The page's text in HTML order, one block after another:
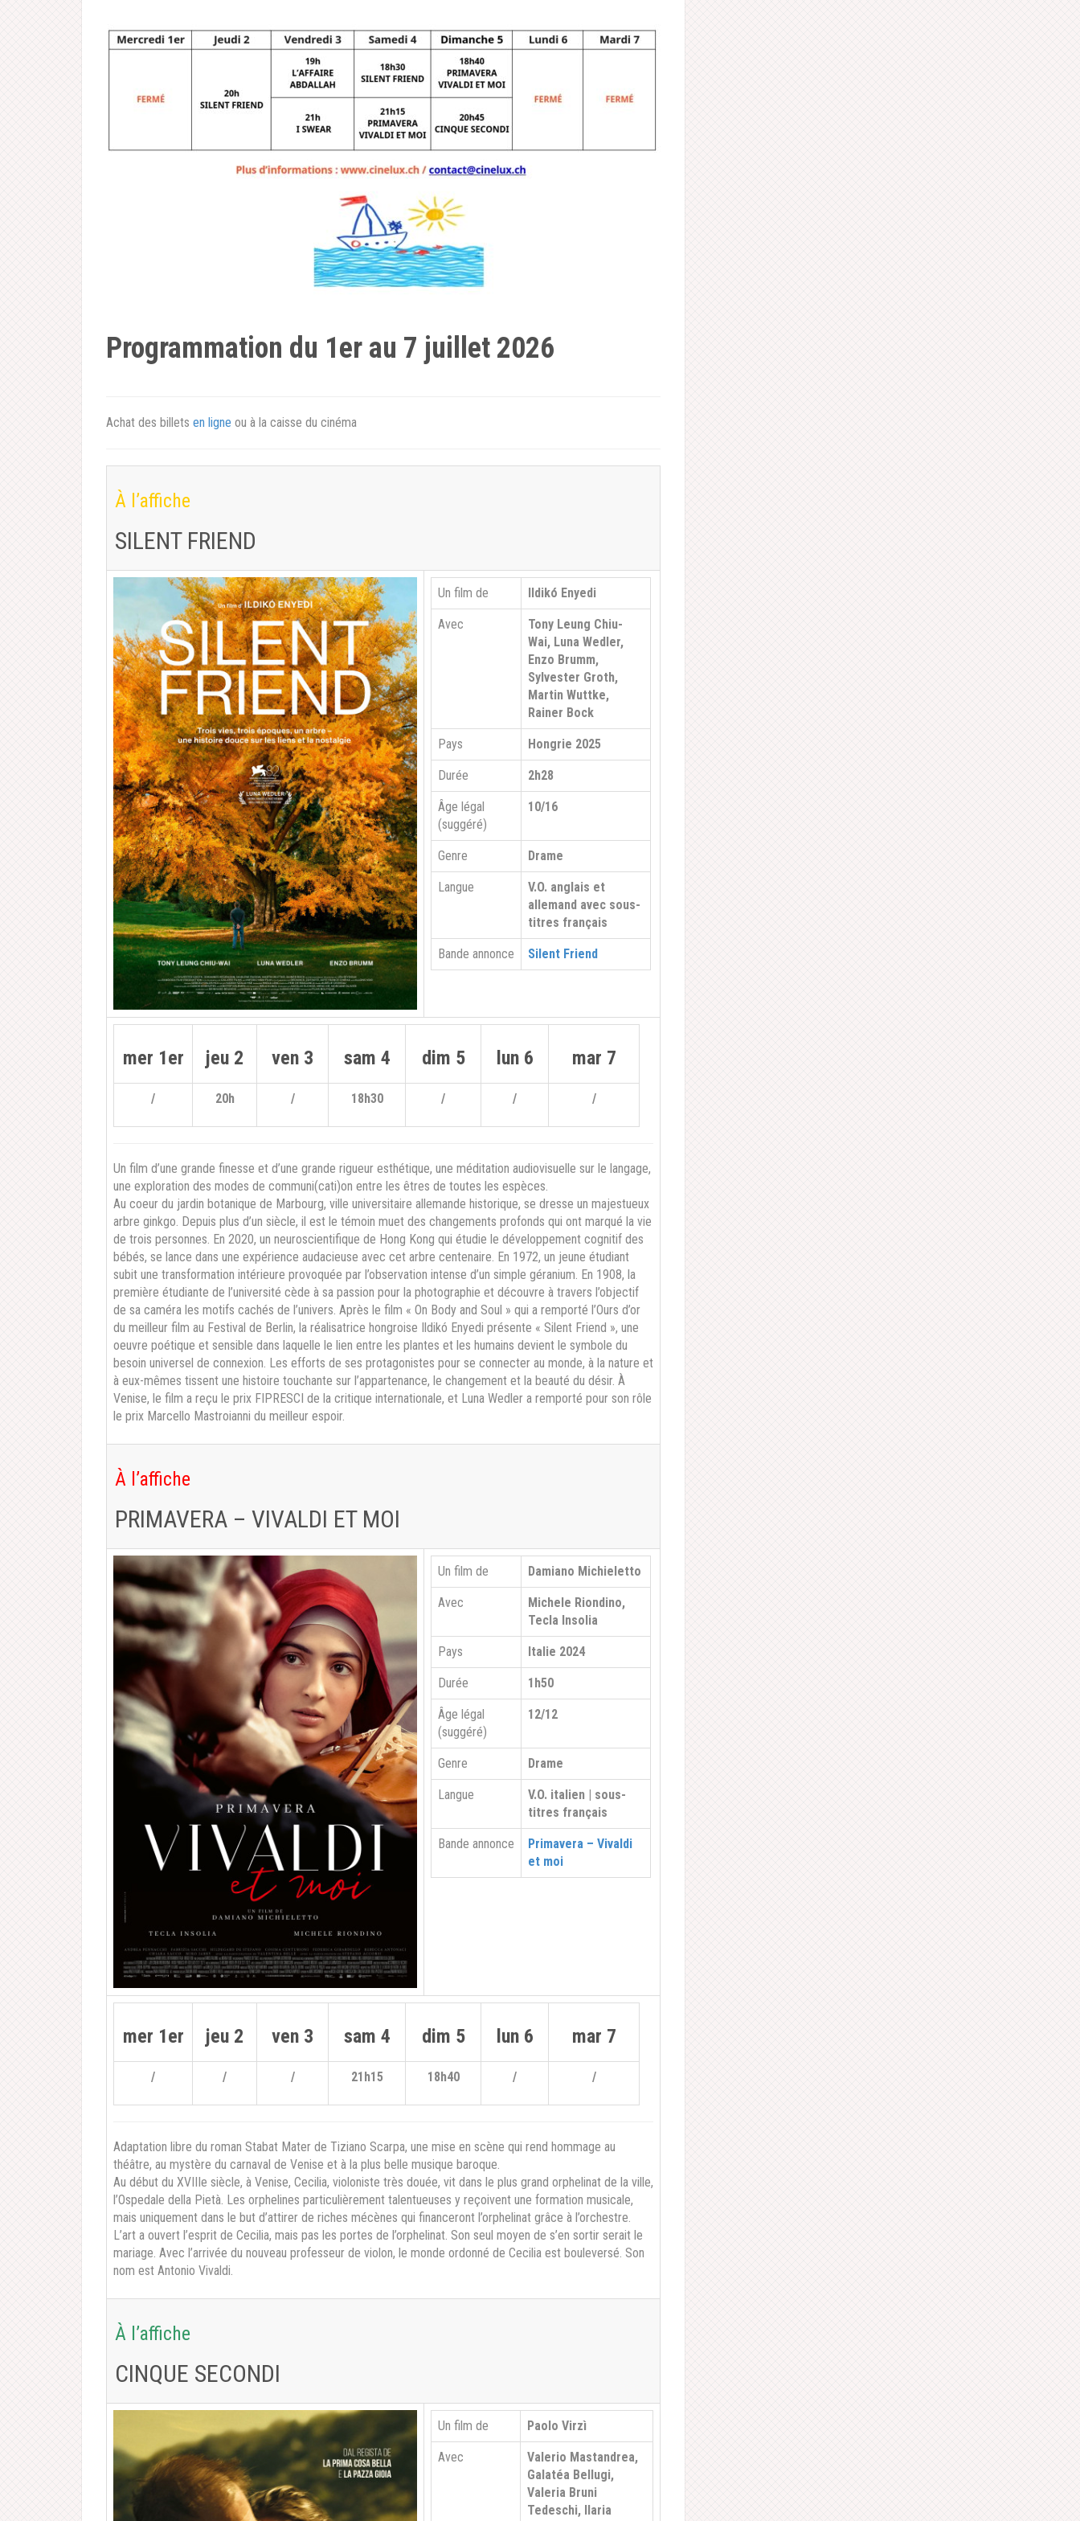
Programmation du 1er au 7 juillet 2026
Achat des billets en ligne ou à la caisse du cinéma
À l’affiche
SILENT FRIEND
Un film de Ildikó Enyedi
Avec
Tony Leung Chiu-
Wai, Luna Wedler,
Enzo Brumm,
Sylvester Groth,
Martin Wuttke,
Rainer Bock
Pays Hongrie 2025
Durée 2h28
Âge légal
(suggéré)
10/16
Genre Drame
Langue
V.O. anglais et
allemand avec sous-
titres français
Bande annonce Silent Friend
mer 1er jeu 2 ven 3 sam 4 dim 5 lun 6 mar 7
/ 20h / 18h30 / / /
Un film d’une grande finesse et d’une grande rigueur esthétique, une méditation audiovisuelle sur le langage,
une exploration des modes de communi(cati)on entre les êtres de toutes les espèces.
Au coeur du jardin botanique de Marbourg, ville universitaire allemande historique, se dresse un majestueux
arbre ginkgo. Depuis plus d’un siècle, il est le témoin muet des changements profonds qui ont marqué la vie
de trois personnes. En 2020, un neuroscientifique de Hong Kong qui étudie le développement cognitif des
bébés, se lance dans une expérience audacieuse avec cet arbre centenaire. En 1972, un jeune étudiant
subit une transformation intérieure provoquée par l’observation intense d’un simple géranium. En 1908, la
première étudiante de l’université cède à sa passion pour la photographie et découvre à travers l’objectif
de sa caméra les motifs cachés de l’univers. Après le film « On Body and Soul » qui a remporté l’Ours d’or
du meilleur film au Festival de Berlin, la réalisatrice hongroise Ildikó Enyedi présente « Silent Friend », une
oeuvre poétique et sensible dans laquelle le lien entre les plantes et les humains devient le symbole du
besoin universel de connexion. Les efforts de ses protagonistes pour se connecter au monde, à la nature et
à eux-mêmes tissent une histoire touchante sur l’appartenance, le changement et la beauté du désir. À
Venise, le film a reçu le prix FIPRESCI de la critique internationale, et Luna Wedler a remporté pour son rôle
le prix Marcello Mastroianni du meilleur espoir.
À l’affiche
PRIMAVERA – VIVALDI ET MOI
Un film de Damiano Michieletto
Avec
Michele Riondino,
Tecla Insolia
Pays Italie 2024
Durée 1h50
Âge légal
(suggéré)
12/12
Genre Drame
Langue
V.O. italien | sous-
titres français
Bande annonce
Primavera – Vivaldi
et moi
mer 1er jeu 2 ven 3 sam 4 dim 5 lun 6 mar 7
/ / / 21h15 18h40 / /
Adaptation libre du roman Stabat Mater de Tiziano Scarpa, une mise en scène qui rend hommage au
théâtre, au mystère du carnaval de Venise et à la plus belle musique baroque.
Au début du XVIIIe siècle, à Venise, Cecilia, violoniste très douée, vit dans le plus grand orphelinat de la ville,
l’Ospedale della Pietà. Les orphelines particulièrement talentueuses y reçoivent une formation musicale,
mais uniquement dans le but d’attirer de riches mécènes qui financeront l’orphelinat grâce à l’orchestre.
L’art a ouvert l’esprit de Cecilia, mais pas les portes de l’orphelinat. Son seul moyen de s’en sortir serait le
mariage. Avec l’arrivée du nouveau professeur de violon, le monde ordonné de Cecilia est bouleversé. Son
nom est Antonio Vivaldi.
À l’affiche
CINQUE SECONDI
Un film de Paolo Virzì
Avec
Valerio Mastandrea,
Galatéa Bellugi,
Valeria Bruni
Tedeschi, Ilaria